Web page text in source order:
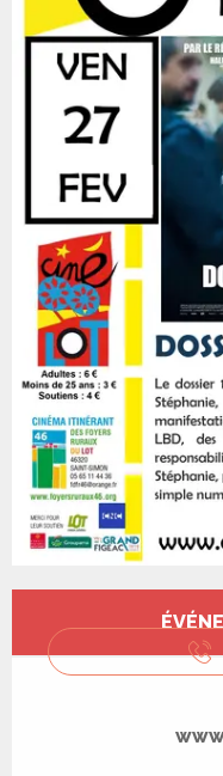
Ouverture et